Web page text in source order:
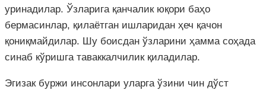
уринадилар. Ўзларига қанчалик юқори баҳо
бермасинлар, қилаётган ишларидан ҳеч қачон
қониқмайдилар. Шу боисдан ўзларини ҳамма соҳада
синаб кўришга таваккалчилик қиладилар.
Эгизак буржи инсонлари уларга ўзини чин дўст